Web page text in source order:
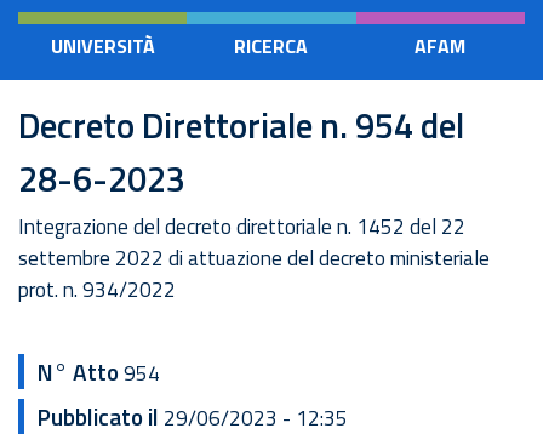
UNIVERSITÀ RICERCA AFAM
Decreto Direttoriale n. 954 del
28-6-2023
Integrazione del decreto direttoriale n. 1452 del 22
settembre 2022 di attuazione del decreto ministeriale
prot. n. 934/2022
N° Atto954
Pubblicato il 29/06/2023 - 12:35